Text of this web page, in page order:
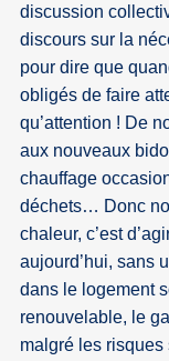
discussion
discours sur la
pour dire que
obligés de faire
qu’attention ! De
aux nouveaux
chauffage
déchets… Donc
chaleur, c’est
aujourd’hui, sans
dans le logement
renouvelable, le
malgré les risques